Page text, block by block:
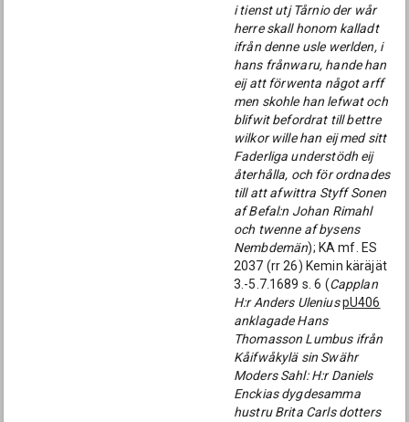
i tienst utj Tårnio der wår
herre skall honom kalladt
ifrån denne usle werlden, i
hans frånwaru, hande han
eij att förwenta något arff
men skohle han lefwat och
blifwit befordrat till bettre
wilkor wille han eij med sitt
Faderliga understödh eij
återhålla, och för ordnades
till att afwittra Styff Sonen
af Befal:n Johan Rimahl
och twenne af bysens
Nembdemän); KA mf. ES
2037 (rr 26) Kemin käräjät
3.-5.7.1689 s. 6 (Capplan
H:r Anders Ulenius pU406
anklagade Hans
Thomasson Lumbus ifrån
Kåifwåkylä sin Swähr
Moders Sahl: H:r Daniels
Enckias dygdesamma
hustru Brita Carls dotters